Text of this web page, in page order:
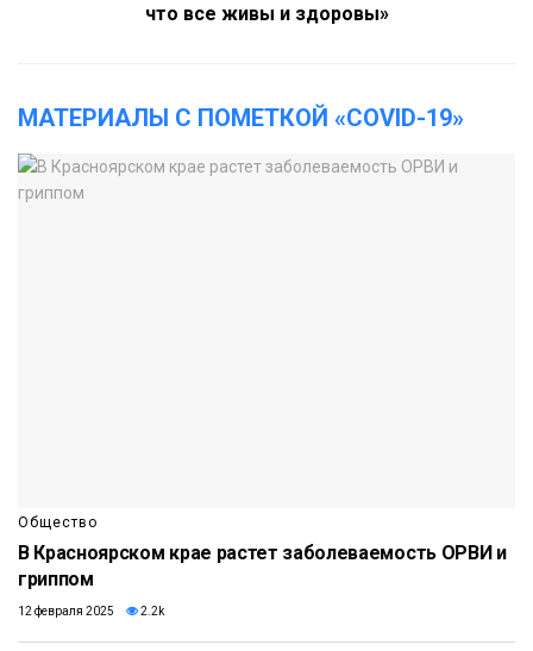
что все живы и здоровы»
МАТЕРИАЛЫ С ПОМЕТКОЙ «COVID-19»
Общество
В Красноярском крае растет заболеваемость ОРВИ и
гриппом
12 февраля 2025 2.2k